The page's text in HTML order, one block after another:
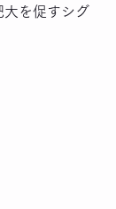
大を促すシグ